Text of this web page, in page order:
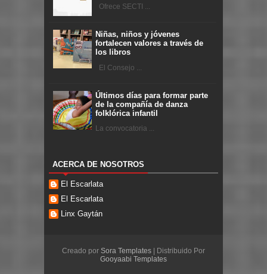
Ofrece SECTI ...
Niñas, niños y jóvenes
fortalecen valores a través de
los libros
El Consejo ...
Últimos días para formar parte
de la compañía de danza
folklórica infantil
La convocatoria ...
ACERCA DE NOSOTROS
El Escarlata
El Escarlata
Linx Gaytán
Creado por Sora Templates | Distribuido Por
Gooyaabi Templates